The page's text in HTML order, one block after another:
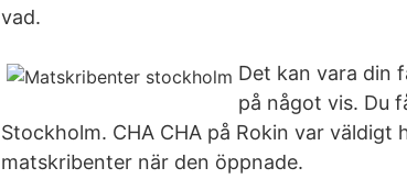
vad.
Det kan vara din
på något vis. Du
Stockholm. CHA CHA på Rokin var
matskribenter när den öppnade.